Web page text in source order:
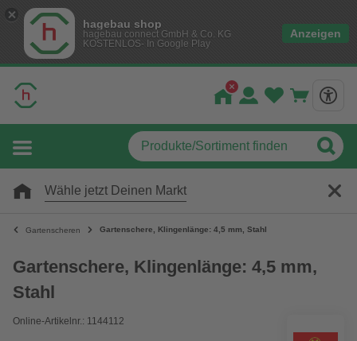
hagebau shop
hagebau connect GmbH & Co. KG
KOSTENLOS- In Google Play
Anzeigen
Wähle jetzt Deinen Markt
Gartenscheren Gartenschere, Klingenlänge: 4,5 mm, Stahl
Gartenschere, Klingenlänge: 4,5 mm,
Stahl
Online-Artikelnr.: 1144112